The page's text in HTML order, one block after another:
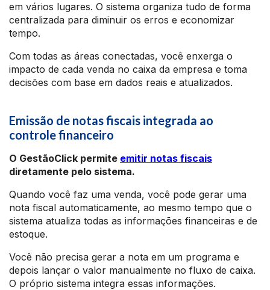
em vários lugares. O sistema organiza tudo de forma
centralizada para diminuir os erros e economizar
tempo.
Com todas as áreas conectadas, você enxerga o
impacto de cada venda no caixa da empresa e toma
decisões com base em dados reais e atualizados.
Emissão de notas fiscais integrada ao
controle financeiro
O GestãoClick permite emitir notas fiscais
diretamente pelo sistema.
Quando você faz uma venda, você pode gerar uma
nota fiscal automaticamente, ao mesmo tempo que o
sistema atualiza todas as informações financeiras e de
estoque.
Você não precisa gerar a nota em um programa e
depois lançar o valor manualmente no fluxo de caixa.
O próprio sistema integra essas informações.